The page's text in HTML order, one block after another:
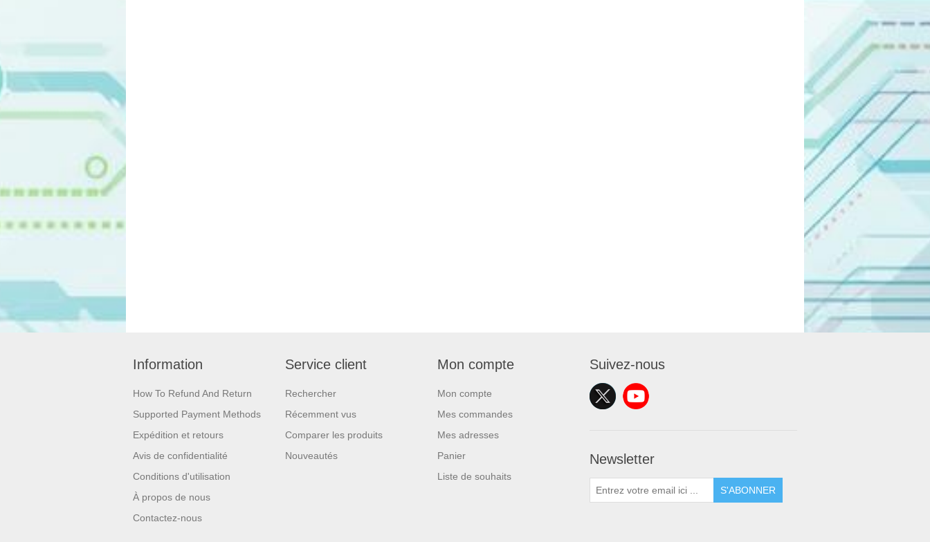
Information
How To Refund And Return
Supported Payment Methods
Expédition et retours
Avis de confidentialité
Conditions d'utilisation
À propos de nous
Contactez-nous
Service client
Rechercher
Récemment vus
Comparer les produits
Nouveautés
Mon compte
Mon compte
Mes commandes
Mes adresses
Panier
Liste de souhaits
Suivez-nous
Newsletter
S'ABONNER